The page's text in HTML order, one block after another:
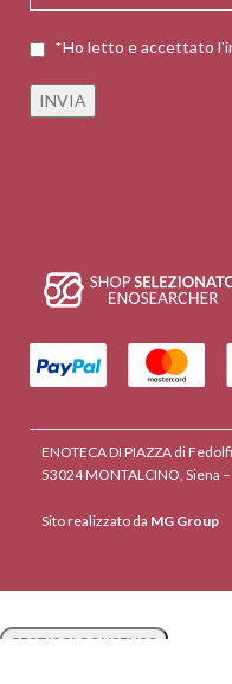
*Ho letto e accettato
ENOTECA DI PIAZZA di
53024 MONTALCINO, Siena
Sito realizzato da MG Group
GESTISCI CONSENSO